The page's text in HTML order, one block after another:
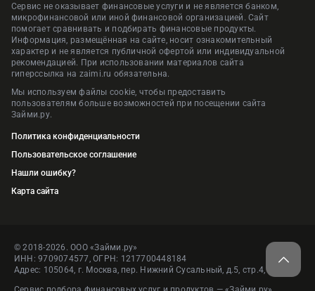
Сервис не оказывает финансовые услуги и не является банком,
микрофинансовой или иной финансовой организацией. Сайт
помогает сравнивать и подбирать финансовые продукты.
Информация, размещённая на сайте, носит ознакомительный
характер и не является публичной офертой или индивидуальной
рекомендацией. При использовании материалов сайта
гиперссылка на zaimi.ru обязательна.
Мы используем файлы cookie, чтобы предоставить
пользователям больше возможностей при посещении сайта
Займи.ру.
Политика конфиденциальности
Пользовательское соглашение
Нашли ошибку?
Карта сайта
© 2018-2026. ООО «Займи.ру»
ИНН: 9709074577, ОГРН: 1217700448184
Адрес: 105064, г. Москва, пер. Нижний Сусальный, д.5, стр.4, пом.1